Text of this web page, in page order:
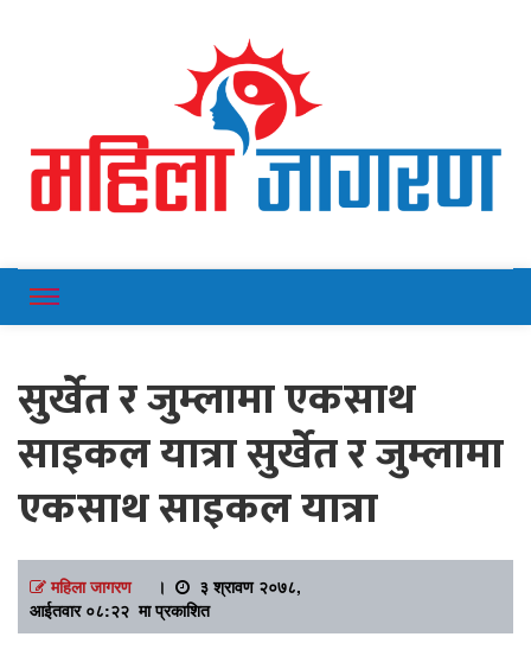
Mahilajagaran
सुर्खेत र जुम्लामा एकसाथ
साइकल यात्रा सुर्खेत र जुम्लामा
एकसाथ साइकल यात्रा
महिला जागरण।
३ श्रावण २०७८,
आईतवार ०८:२२ मा प्रकाशित